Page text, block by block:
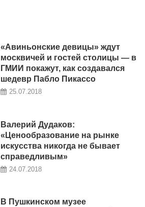
«Авиньонские девицы» ждут
москвичей и гостей столицы — в
ГМИИ покажут, как создавался
шедевр Пабло Пикассо
25.07.2018
Валерий Дудаков:
«Ценообразование на рынке
искусства никогда не бывает
справедливым»
24.07.2018
В Пушкинском музее